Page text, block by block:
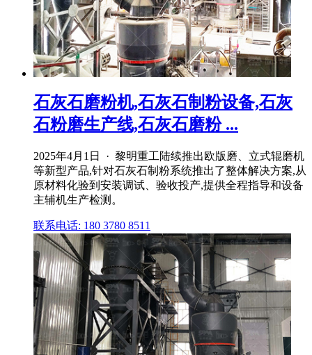
石灰石磨粉机,石灰石制粉设备,石灰
石粉磨生产线,石灰石磨粉 ...
2025年4月1日 · 黎明重工陆续推出欧版磨、立式辊磨机
等新型产品,针对石灰石制粉系统推出了整体解决方案,从
原材料化验到安装调试、验收投产,提供全程指导和设备
主辅机生产检测。
联系电话: 180 3780 8511